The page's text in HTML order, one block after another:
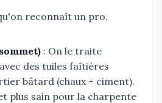
reconnaît un pro.
: On le traite
des tuiles faîtières
bâtard (chaux + ciment).
plus sain pour la charpente